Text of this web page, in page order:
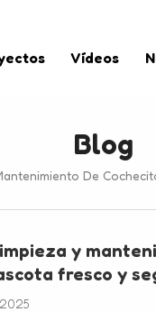
Vídeos
Blog
De
y
fresco y